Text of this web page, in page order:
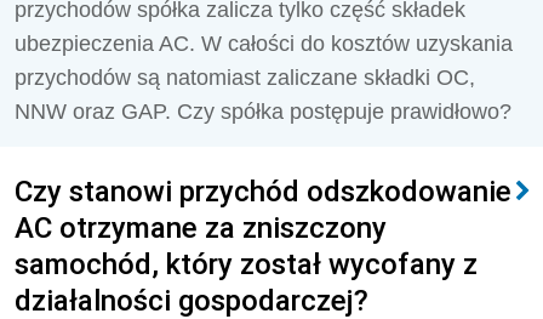
przychodów spółka zalicza tylko część składek
ubezpieczenia AC. W całości do kosztów uzyskania
przychodów są natomiast zaliczane składki OC,
NNW oraz GAP. Czy spółka postępuje prawidłowo?
Czy stanowi przychód odszkodowanie
AC otrzymane za zniszczony
samochód, który został wycofany z
działalności gospodarczej?